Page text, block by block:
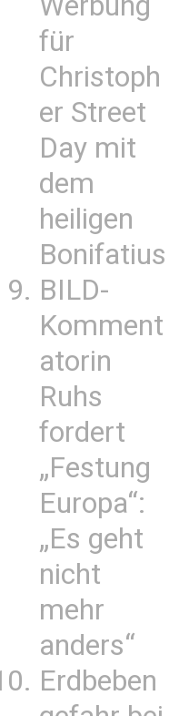
für
Christoph
er Street
Day mit
dem
heiligen
Bonifatius
BILD-
Komment
atorin
Ruhs
fordert
„Festung
Europa“:
„Es geht
nicht
mehr
anders“
Erdbeben